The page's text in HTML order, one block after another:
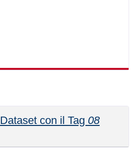
Dataset con il Tag 08